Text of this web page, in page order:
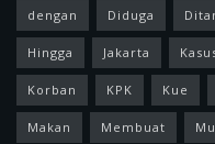
dengan Diduga
Hingga Jakarta
Korban KPK Kue
Makan Membuat